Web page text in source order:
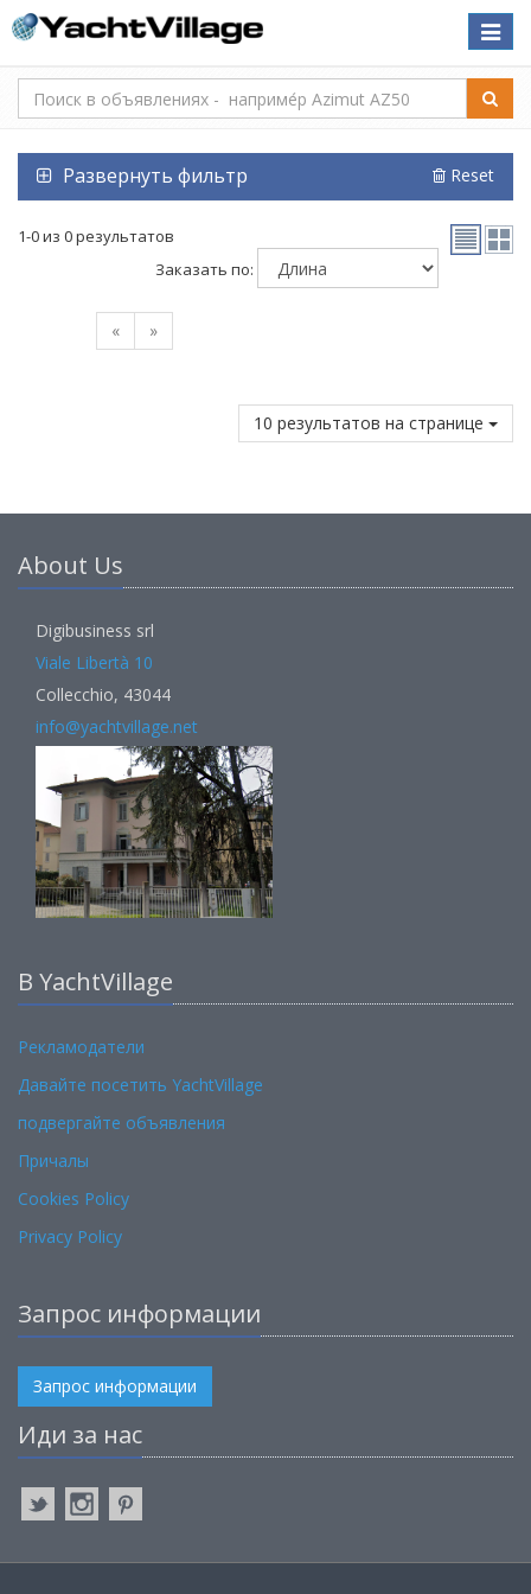
Toggle
Развернуть фильтр Reset
1-0 из 0 результатов
Заказать по:
« »
10 результатов на странице
About Us
Digibusiness srl
Viale Libertà 10
Collecchio, 43044
info@yachtvillage.net
В YachtVillage
Рекламодатели
Давайте посетить YachtVillage
подвергайте объявления
Причалы
Cookies Policy
Privacy Policy
Запрос информации
Запрос информации
Иди за нас